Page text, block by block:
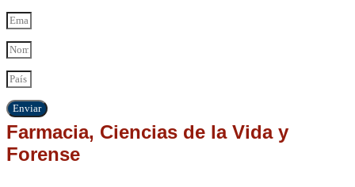
Enviar
Farmacia, Ciencias de la Vida y
Forense